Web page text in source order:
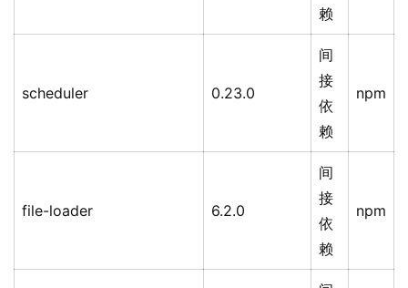
赖
scheduler 0.23.0
间
接
依
赖
npm
file-loader 6.2.0
间
接
依
赖
npm